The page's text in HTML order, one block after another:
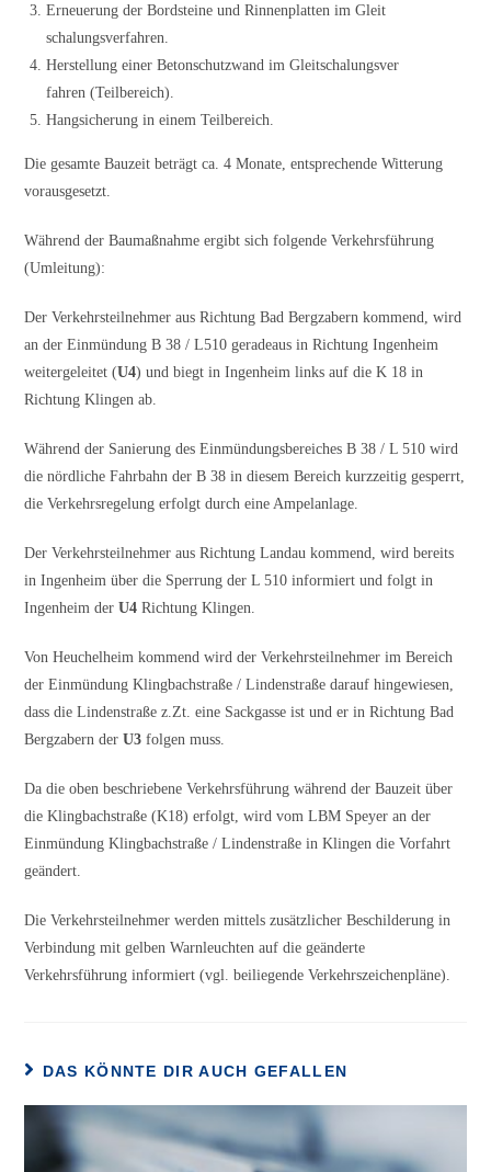
Erneuerung der Bordsteine und Rinnenplatten im Gleit
schalungsverfahren.
Herstellung einer Betonschutzwand im Gleitschalungsver
fahren (Teilbereich).
Hangsicherung in einem Teilbereich.
Die gesamte Bauzeit beträgt ca. 4 Monate, entsprechende Witterung
vorausgesetzt.
Während der Baumaßnahme ergibt sich folgende Verkehrsführung
(Umleitung):
Der Verkehrsteilnehmer aus Richtung Bad Bergzabern kommend, wird
an der Einmündung B 38 / L510 geradeaus in Richtung Ingenheim
weitergeleitet (U4) und biegt in Ingenheim links auf die K 18 in
Richtung Klingen ab.
Während der Sanierung des Einmündungsbereiches B 38 / L 510 wird
die nördliche Fahrbahn der B 38 in diesem Bereich kurzzeitig gesperrt,
die Verkehrsregelung erfolgt durch eine Ampelanlage.
Der Verkehrsteilnehmer aus Richtung Landau kommend, wird bereits
in Ingenheim über die Sperrung der L 510 informiert und folgt in
Ingenheim derU4 Richtung Klingen.
Von Heuchelheim kommend wird der Verkehrsteilnehmer im Bereich
der Einmündung Klingbachstraße / Lindenstraße darauf hingewiesen,
dass die Lindenstraße z.Zt. eine Sackgasse ist und er in Richtung Bad
Bergzabern derU3 folgen muss.
Da die oben beschriebene Verkehrsführung während der Bauzeit über
die Klingbachstraße (K18) erfolgt, wird vom LBM Speyer an der
Einmündung Klingbachstraße / Lindenstraße in Klingen die Vorfahrt
geändert.
Die Verkehrsteilnehmer werden mittels zusätzlicher Beschilderung in
Verbindung mit gelben Warnleuchten auf die geänderte
Verkehrsführung informiert (vgl. beiliegende Verkehrszeichenpläne).
DAS KÖNNTE DIR AUCH GEFALLEN